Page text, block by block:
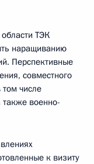
ТЭК
наращиванию
Перспективные
совместного
том числе
военно-
к визиту